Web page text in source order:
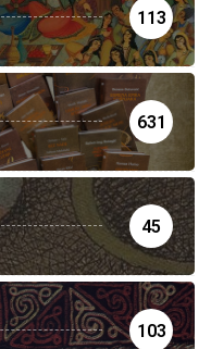
113
631
45
103